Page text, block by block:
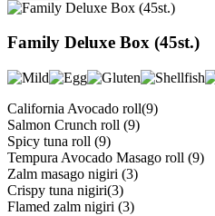
Family Deluxe Box (45st.)
California Avocado roll(9)
Salmon Crunch roll (9)
Spicy tuna roll (9)
Tempura Avocado Masago roll (9)
Zalm masago nigiri (3)
Crispy tuna nigiri(3)
Flamed zalm nigiri (3)